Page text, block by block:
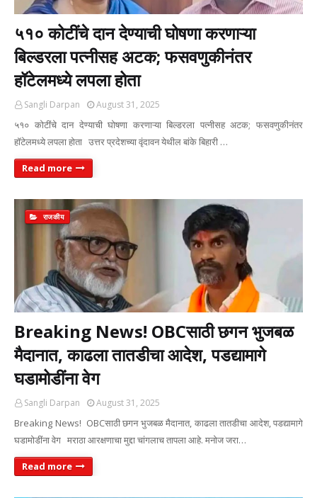
५१० कोटींचे दान देण्याची घोषणा करणाऱ्या
बिल्डरला पत्नीसह अटक; फसवणुकीनंतर
हॉटेलमध्ये लपला होता
Sangli Darpan August 31, 2025
५१० कोटींचे दान देण्याची घोषणा करणाऱ्या बिल्डरला पत्नीसह अटक; फसवणुकीनंतर
हॉटेलमध्ये लपला होता उत्तर प्रदेशच्या वृंदावन येथील बांके बिहारी …
Read more
राजकीय
Breaking News! OBCसाठी छगन भुजबळ
मैदानात, काढला तातडीचा आदेश, पडद्यामागे
घडामोडींना वेग
Sangli Darpan August 31, 2025
Breaking News! OBCसाठी छगन भुजबळ मैदानात, काढला तातडीचा आदेश, पडद्यामागे
घडामोडींना वेग मराठा आरक्षणाचा मुद्दा चांगलाच तापला आहे. मनोज जरा…
Read more